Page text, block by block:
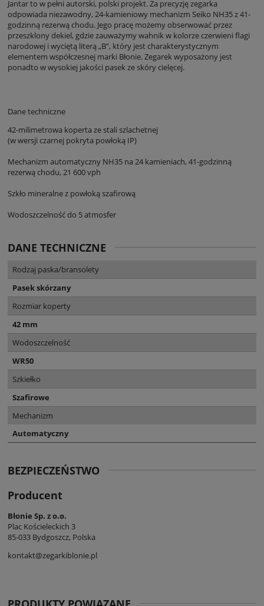
Jantar to w pełni autorski, polski projekt. Za precyzję zegarka
odpowiada niezawodny, 24-kamieniowy mechanizm Seiko NH35 z 41-
godzinną rezerwą chodu. Jego pracę możemy obserwować przez
przeszklony dekiel, gdzie zauważymy wahnik w kolorze czerwieni flagi
narodowej i wyciętą literą „B”, który jest charakterystycznym
elementem współczesnej marki Błonie. Zegarek wyposażony jest
ponadto w wysokiej jakości pasek ze skóry cielęcej.
Dane techniczne
42-milimetrowa koperta ze stali szlachetnej
(w wersji czarnej pokryta powłoką IP)
Mechanizm automatyczny NH35 na 24 kamieniach, 41-godzinną
rezerwą chodu, 21 600 vph
Szkło mineralne z powłoką szafirową
Wodoszczelność do 5 atmosfer
DANE TECHNICZNE
Rodzaj paska/bransolety
Pasek skórzany
Rozmiar koperty
42 mm
Wodoszczelność
WR50
Szkiełko
Szafirowe
Mechanizm
Automatyczny
BEZPIECZEŃSTWO
Producent
Błonie Sp. z o.o.
Plac Kościeleckich 3
85-033 Bydgoszcz, Polska
kontakt@zegarkiblonie.pl